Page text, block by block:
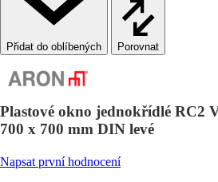
Porovnat
Plastové okno jednokřídlé RC2
700 x 700 mm DIN levé
Napsat první hodnocení